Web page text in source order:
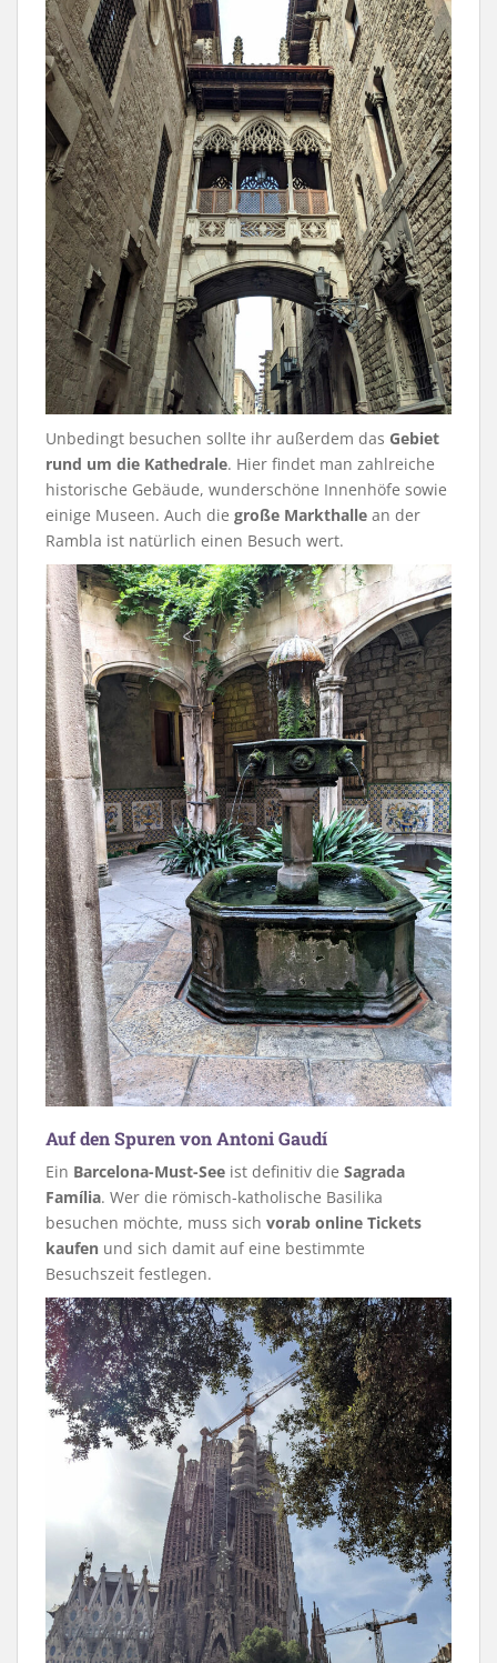
Unbedingt besuchen sollte ihr außerdem das Gebiet
rund um die Kathedrale. Hier findet man zahlreiche
historische Gebäude, wunderschöne Innenhöfe sowie
einige Museen. Auch die große Markthalle an der
Rambla ist natürlich einen Besuch wert.
Auf den Spuren von Antoni Gaudí
Ein Barcelona-Must-See ist definitiv die Sagrada
Família. Wer die römisch-katholische Basilika
besuchen möchte, muss sich vorab online Tickets
kaufen und sich damit auf eine bestimmte
Besuchszeit festlegen.